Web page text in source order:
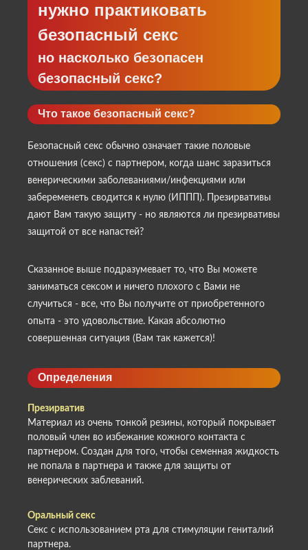
нужно практиковать
безопасный секс
но насколько безопасен
безопасный секс?
Что такое безопасный секс?
Безопасный секс обычно означает такие половые
отношения (секс) с партнером, когда шанс заразиться
венерическими заболеваниями/инфекциями или
забеременеть сводится к нулю (ИППП). Презирвативы
дают Вам такую защиту - но являются ли презирвативы
защитой от все напастей?
Сказанное выше подразумевает то, что Вы можете
заниматься сексом и ничего плохого с Вами не
случиться - все, что Вы получите от приобретенного
опыта - это удовольствие. Какая абсолютно
совершенная ситуация (Вам так кажется)!
Определения
Презирватив
Материал из очень тонкой резины, который покрывает
половый член во избежание кожного контакта с
партнером. Создан для того, чтобы семенная жидкость
не попала в партнера и также для защиты от
венерических заблеваний.
Оральный секс
Секс с использованием рта для стимуляции гениталий
партнера.